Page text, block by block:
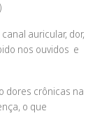
auricular, dor,
nos ouvidos e
dores crônicas na
o que